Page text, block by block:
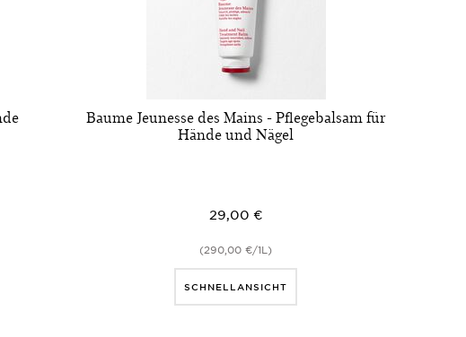
Baume Jeunesse des Mains - Pflegebalsam für
Hände und Nägel
29,00 €
(290,00 €/1L)
SCHNELLANSICHT